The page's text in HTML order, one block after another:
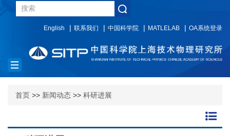
English 联系我们 中国科学院 MATLELAB OA系统登录
Toggle
navigation
首页 >> 新闻动态 >> 科研进展